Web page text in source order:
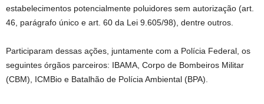
estabelecimentos potencialmente poluidores sem autorização (art.
46, parágrafo único e art. 60 da Lei 9.605/98), dentre outros.
Participaram dessas ações, juntamente com a Polícia Federal, os
seguintes órgãos parceiros: IBAMA, Corpo de Bombeiros Militar
(CBM), ICMBio e Batalhão de Polícia Ambiental (BPA).